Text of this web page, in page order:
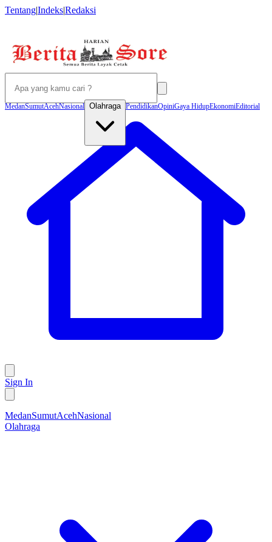
Tentang|Indeks|Redaksi
MedanSumutAcehNasional Olahraga PendidikanOpiniGaya HidupEkonomiEditorial
Sign In
MedanSumutAcehNasional
Olahraga